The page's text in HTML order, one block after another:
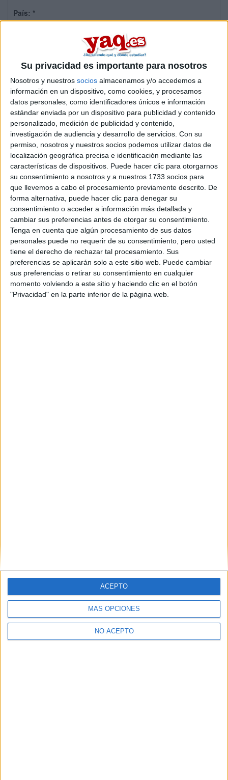
Su privacidad es importante para nosotros
Nosotros y nuestros socios almacenamos y/o accedemos a
información en un dispositivo, como cookies, y procesamos
datos personales, como identificadores únicos e información
estándar enviada por un dispositivo para publicidad y contenido
personalizado, medición de publicidad y contenido,
investigación de audiencia y desarrollo de servicios. Con su
permiso, nosotros y nuestros socios podemos utilizar datos de
localización geográfica precisa e identificación mediante las
características de dispositivos. Puede hacer clic para otorgarnos
su consentimiento a nosotros y a nuestros 1733 socios para
que llevemos a cabo el procesamiento previamente descrito. De
forma alternativa, puede hacer clic para denegar su
consentimiento o acceder a información más detallada y
cambiar sus preferencias antes de otorgar su consentimiento.
Tenga en cuenta que algún procesamiento de sus datos
personales puede no requerir de su consentimiento, pero usted
tiene el derecho de rechazar tal procesamiento. Sus
preferencias se aplicarán solo a este sitio web. Puede cambiar
sus preferencias o retirar su consentimiento en cualquier
momento volviendo a este sitio y haciendo clic en el botón
"Privacidad" en la parte inferior de la página web.
MÁS OPCIONES
NO ACEPTO
ACEPTO
País: *
Sobre ti
Soy:*
Chico
Chica
¿En qué año terminas (o terminaste) bachillerato o FP?
Soy estudiante de:*
Términos y Condiciones de Uso
Aceptolos Términos y Condicionesde uso*
Y como regalo de agradecimiento, por registrarte te daremos
gratis una copia de nuestro ebook con 100 consejos para tu
primer año de universidad